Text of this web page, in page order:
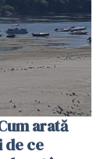
arată
de ce